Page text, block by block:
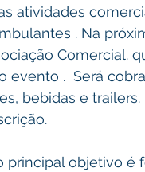
atividades
. Na
Comercial.
.  Será
bebidas e trailers.
principal objetivo é